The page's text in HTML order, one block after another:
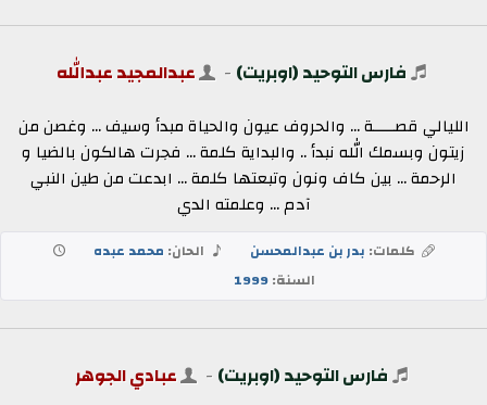
فارس التوحيد (اوبريت) - عبدالمجيد عبدالله
الليالي قصـــــة ... والحروف عيون والحياة مبدأ وسيف ... وغصن من
زيتون وبسمك الله نبدأ .. والبداية كلمة ... فجرت هالكون بالضيا و
الرحمة ... بين كاف ونون وتبعتها كلمة ... ابدعت من طين النبي
آدم ... وعلمته الدي
كلمات: بدر بن عبدالمحسن الحان: محمد عبده
السنة:1999
فارس التوحيد (اوبريت) - عبادي الجوهر